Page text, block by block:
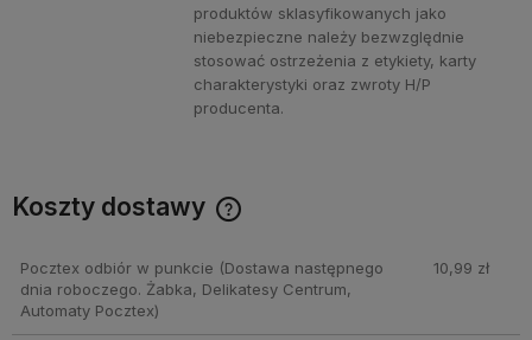
produktów sklasyfikowanych jako
niebezpieczne należy bezwzględnie
stosować ostrzeżenia z etykiety, karty
charakterystyki oraz zwroty H/P
producenta.
Koszty dostawy
Pocztex odbiór w punkcie (Dostawa następnego
dnia roboczego. Żabka, Delikatesy Centrum,
Automaty Pocztex)
10,99 zł